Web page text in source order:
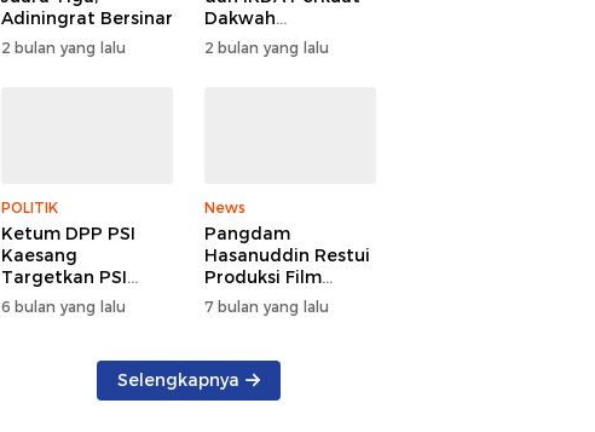
Adiningrat Bersinar
2 bulan yang lalu
Dakwah
Lingkungan
2 bulan yang lalu
POLITIK
Ketum DPP PSI
Kaesang
Targetkan PSI
Menang di Sulsel
Pemilu 2029
6 bulan yang lalu
News
Pangdam
Hasanuddin Restui
Produksi Film
TUNGKE Tahun
7 bulan yang lalu
Selengkapnya